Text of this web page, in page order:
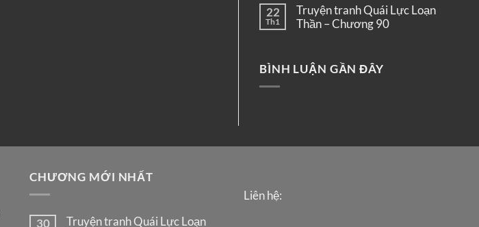
22
Th1
Truyện tranh Quái Lực Loạn
Thần – Chương 90
BÌNH LUẬN GẦN ĐÂY
CHƯƠNG MỚI NHẤT
30
Truyện tranh Quái Lực Loạn
Liên hệ: